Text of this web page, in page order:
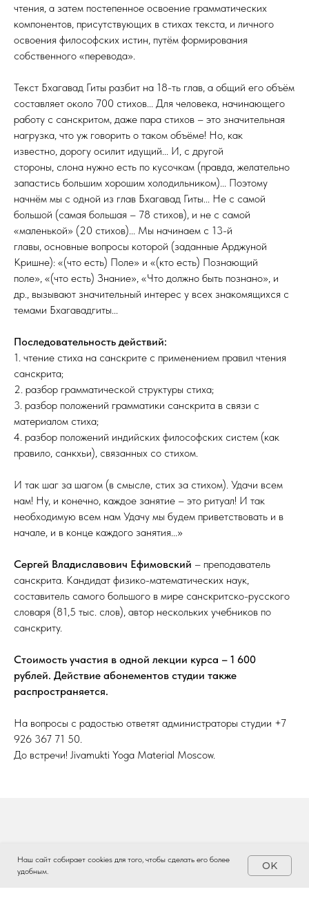
чтения, а затем постепенное освоение грамматических
компонентов, присутствующих в стихах текста, и личного
освоения философских истин, путём формирования
собственного «перевода».
Текст Бхагавад Гиты разбит на 18-ть глав, а общий его объём
составляет около 700 стихов... Для человека, начинающего
работу с санскритом, даже пара стихов – это значительная
нагрузка, что уж говорить о таком объёме! Но, как
известно, дорогу осилит идущий... И, с другой
стороны, слона нужно есть по кусочкам (правда, желательно
запастись большим хорошим холодильником)... Поэтому
начнём мы с одной из глав Бхагавад Гиты... Не с самой
большой (самая большая – 78 стихов), и не с самой
«маленькой» (20 стихов)... Мы начинаем с 13-й
главы, основные вопросы которой (заданные Арджуной
Кришне): «(что есть) Поле» и «(кто есть) Познающий
поле», «(что есть) Знание», «Что должно быть познано», и
др., вызывают значительный интерес у всех знакомящихся с
темами Бхагавадгиты...
Последовательность действий:
1. чтение стиха на санскрите с применением правил чтения
санскрита;
2. разбор грамматической структуры стиха;
3. разбор положений грамматики санскрита в связи с
материалом стиха;
4. разбор положений индийских философских систем (как
правило, санкхьи), связанных со стихом.
И так шаг за шагом (в смысле, стих за стихом). Удачи всем
нам! Ну, и конечно, каждое занятие – это ритуал! И так
необходимую всем нам Удачу мы будем приветствовать и в
начале, и в конце каждого занятия...»
Cергей Владиславович Ефимовский – преподаватель
санскрита. Кандидат физико-математических наук,
составитель самого большого в мире санскритско-русского
словаря (81,5 тыс. слов), автор нескольких учебников по
санскриту.
Стоимость участия в одной лекции курса – 1 600
рублей. Действие абонементов студии также
распространяется.
На вопросы с радостью ответят администраторы студии +7
926 367 71 50.
До встречи! Jivamukti Yoga Material Moscow.
Наш сайт собирает cookies для того, чтобы сделать его более
удобным.
OK